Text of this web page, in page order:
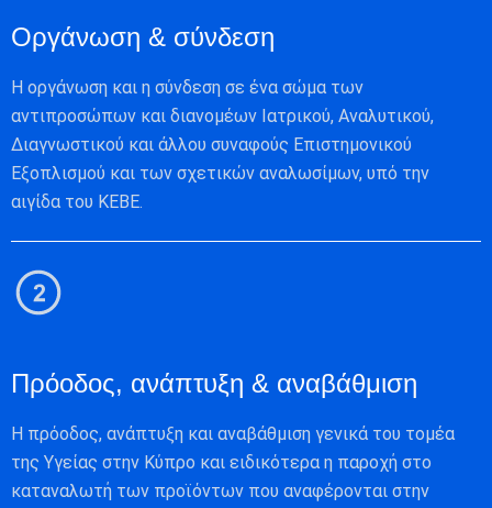
Οργάνωση & σύνδεση
Η οργάνωση και η σύνδεση σε ένα σώμα των
αντιπροσώπων και διανομέων Ιατρικού, Αναλυτικού,
Διαγνωστικού και άλλου συναφούς Επιστημονικού
Εξοπλισμού και των σχετικών αναλωσίμων, υπό την
αιγίδα του ΚΕΒΕ.
Πρόοδος, ανάπτυξη & αναβάθμιση
Η πρόοδος, ανάπτυξη και αναβάθμιση γενικά του τομέα
της Υγείας στην Κύπρο και ειδικότερα η παροχή στο
καταναλωτή των προϊόντων που αναφέρονται στην